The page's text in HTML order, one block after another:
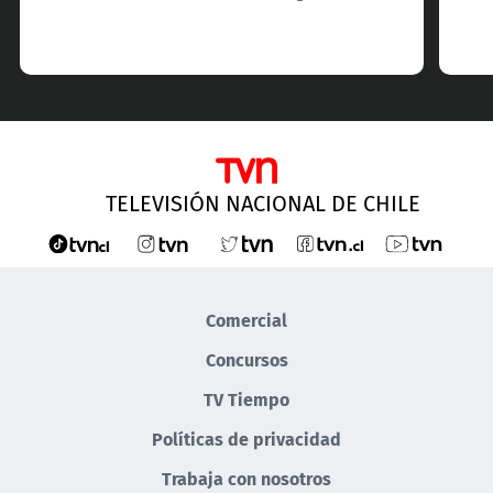
TELEVISIÓN NACIONAL DE CHILE
Comercial
Concursos
TV Tiempo
Políticas de privacidad
Trabaja con nosotros